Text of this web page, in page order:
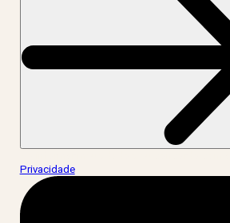
Privacidade.